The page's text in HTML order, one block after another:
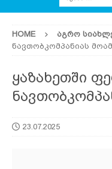
HOME ᲐᲒᲠᲝ
ნავთობკომპანიას
ყაზახეთში
23.07.2025